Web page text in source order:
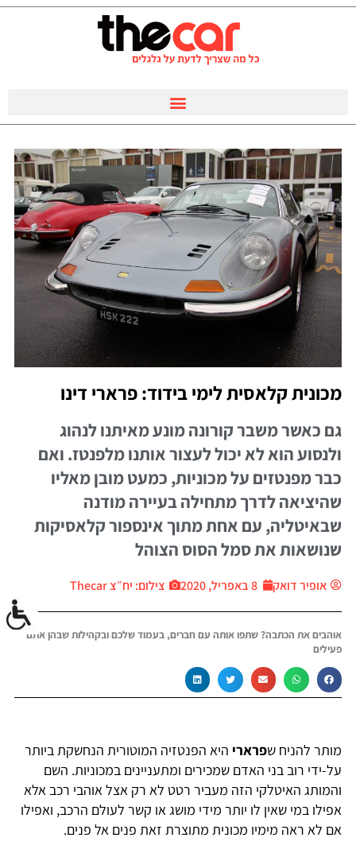
מכונית קלאסית לימי בידוד: פרארי דינו
גם כאשר משבר קורונה מונע מאיתנו לנהוג
ולנסוע הוא לא יכול לעצור אותנו מלפנטז. ואם
כבר מפנטזים על מכוניות, כמעט מובן מאליו
שהיציאה לדרך מתחילה בעיירה מודנה
שבאיטליה, עם אחת מתוך אינספור קלאסיקות
שנושאות את סמל הסוס הצוהל
אופיר דואק 8 באפריל, 2020 צילום: יח״צ Thecar
אוהבים את הכתבה? שתפו אותה עם חברים, בעמוד שלכם ובקהילות שבהן אתם
פעילים
מותר להניח שפרארי היא הפנטזיה המוטורית הנחשקת ביותר
על-ידי רוב בני האדם שמכירים ומתעניינים במכוניות. השם
והמותג האיטלקי הזה מעביר רטט לא רק אצל אוהבי רכב אלא
אפילו במי שאין לו יותר מידי מושג או קשר לעולם הרכב, ואפילו
אם לא ראה מימיו מכונית מתוצרת זאת פנים אל פנים.